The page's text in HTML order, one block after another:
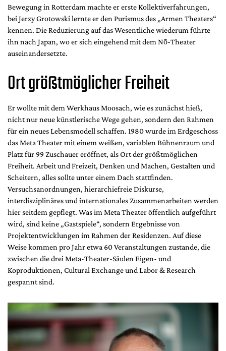
Bewegung in Rotterdam machte er erste Kollektiverfahrungen,
bei Jerzy Grotowski lernte er den Purismus des „Armen Theaters“
kennen. Die Reduzierung auf das Wesentliche wiederum führte
ihn nach Japan, wo er sich eingehend mit dem Nō-Theater
auseinandersetzte.
Ort größtmöglicher Freiheit
Er wollte mit dem Werkhaus Moosach, wie es zunächst hieß,
nicht nur neue künstlerische Wege gehen, sondern den Rahmen
für ein neues Lebensmodell schaffen. 1980 wurde im Erdgeschoss
das Meta Theater mit einem weißen, variablen Bühnenraum und
Platz für 99 Zuschauer eröffnet, als Ort der größtmöglichen
Freiheit. Arbeit und Freizeit, Denken und Machen, Gestalten und
Scheitern, alles sollte unter einem Dach stattfinden.
Versuchsanordnungen, hierarchiefreie Diskurse,
interdisziplinäres und internationales Zusammenarbeiten werden
hier seitdem gepflegt. Was im Meta Theater öffentlich aufgeführt
wird, sind keine „Gastspiele“, sondern Ergebnisse von
Projektentwicklungen im Rahmen der Residenzen. Auf diese
Weise kommen pro Jahr etwa 60 Veranstaltungen zustande, die
zwischen die drei Meta-Theater-Säulen Eigen- und
Koproduktionen, Cultural Exchange und Labor & Research
gespannt sind.